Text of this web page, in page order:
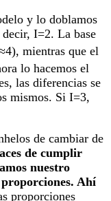
y lo doblamos
decir, I=2. La base
mientras que el
lo hacemos el
las diferencias se
mismos. Si I=3,
de cambiar de
de cumplir
nuestro
Ahí
proporciones